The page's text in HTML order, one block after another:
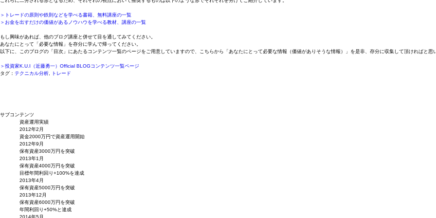
＞トレードの原則や鉄則などを学べる書籍、無料講座の一覧
＞お金を出すだけの価値があるノウハウを学べる教材、講座の一覧
もし興味があれば、他のブログ講座と併せて目を通してみてください。
あなたにとって「必要な情報」を存分に学んで帰ってください。
以下に、このブログの「目次」にあたるコンテンツ一覧のページをご用意していますので、こちらから「あなたにとって必要な情報（価値がありそうな情報）」を是非、存分に収集して頂ければと思
＞投資家K.U.I（近藤勇一）Official BLOGコンテンツ一覧ページ
タグ： テクニカル分析 トレード
サブコンテンツ
資産運用実績
2012年2月
資金2000万円で資産運用開始
2012年9月
保有資産3000万円を突破
2013年1月
保有資産4000万円を突破
目標年間利回り+100%を達成
2013年4月
保有資産5000万円を突破
2013年12月
保有資産6000万円を突破
年間利回り+50%と達成
2014年5月